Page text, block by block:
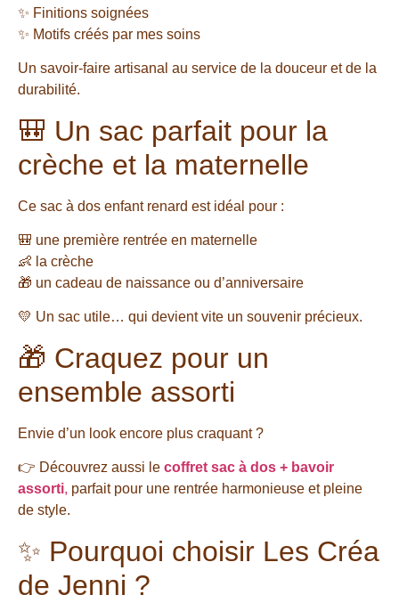
✨ Finitions soignées
✨ Motifs créés par mes soins
Un savoir-faire artisanal au service de la douceur et de la
durabilité.
🎒 Un sac parfait pour la
crèche et la maternelle
Ce sac à dos enfant renard est idéal pour :
🎒 une première rentrée en maternelle
👶 la crèche
🎁 un cadeau de naissance ou d’anniversaire
💛 Un sac utile… qui devient vite un souvenir précieux.
🎁 Craquez pour un
ensemble assorti
Envie d’un look encore plus craquant ?
👉 Découvrez aussi le coffret sac à dos + bavoir
assorti, parfait pour une rentrée harmonieuse et pleine
de style.
✨ Pourquoi choisir Les Créa
de Jenni ?